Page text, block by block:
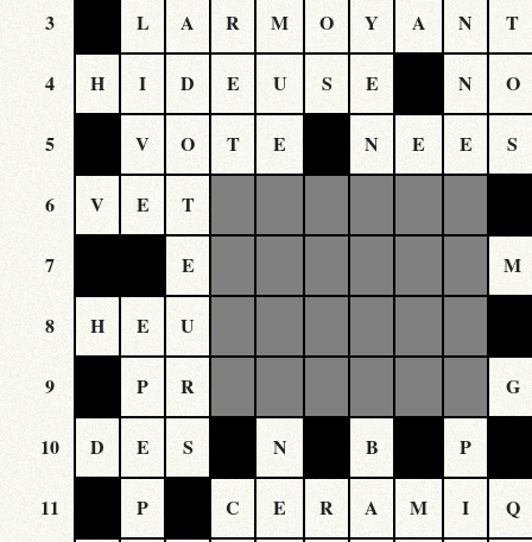
3 L A R M O Y A N T
4 H I D E U S E N O
5 V O T E N E E S
6 V E T
7 E M
8 H E U
9 P R G
10 D E S N B P
11 P C E R A M I Q